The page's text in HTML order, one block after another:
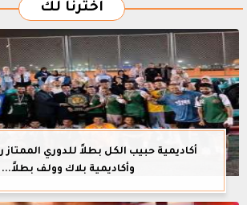
اخترنا لك
أكاديمية حبيب الكل بطلاً للدوري
وأكاديمية بلاك وولف بطلاً...